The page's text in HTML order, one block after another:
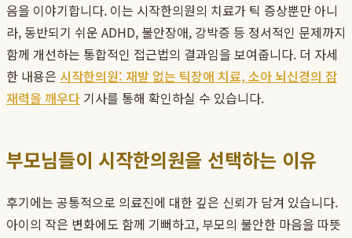
음을 이야기합니다. 이는 시작한의원의 치료가 틱 증상뿐만 아니
라, 동반되기 쉬운 ADHD, 불안장애, 강박증 등 정서적인 문제까지
함께 개선하는 통합적인 접근법의 결과임을 보여줍니다. 더 자세
한 내용은 시작한의원: 재발 없는 틱장애 치료, 소아 뇌신경의 잠
재력을 깨우다 기사를 통해 확인하실 수 있습니다.
부모님들이 시작한의원을 선택하는 이유
후기에는 공통적으로 의료진에 대한 깊은 신뢰가 담겨 있습니다.
아이의 작은 변화에도 함께 기뻐하고, 부모의 불안한 마음을 따뜻